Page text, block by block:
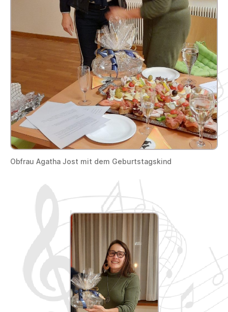
Obfrau Agatha Jost mit dem Geburtstagskind